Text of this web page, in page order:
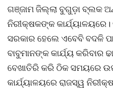
ଗଞ୍ଜାମ ଜିଲ୍ଲା ବୁଗୁଡ଼ା ବ୍ଲକ
ନିରୀକ୍ଷକଙ୍କ କାର୍ଯ୍ୟାଳୟରେ।
ସରକାର ହେଲେ ଏବେବି ବଦଳି
ବାବୁମାନଙ୍କ କାର୍ଯ୍ୟ କରିବାର
ବେଖାତିରି କରି ଠିକ ସମୟରେ
କାର୍ଯ୍ୟାଳୟରେ ରାଜସ୍ୱ